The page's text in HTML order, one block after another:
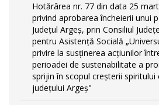
Hotărârea nr. 77 din data 25
privind aprobarea încheierii unui
Județul Argeș, prin Consiliul
pentru Asistență Socială
privire la susținerea acțiunilor
perioadei de sustenabilitate a
sprijin în scopul creșterii spiritului
județului Argeș"